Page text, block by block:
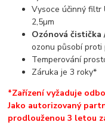
Vysoce účinný filtr
2,5µm
Ozónová
ozonu působí proti
Temperování
Záruka je 3 roky*
*Zařízení vyžaduje
Jako autorizovaný
prodlouženou 3 letou